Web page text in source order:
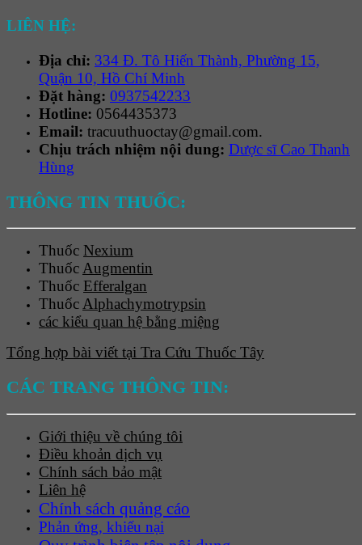
LIÊN HỆ:
Địa chỉ: 334 Đ. Tô Hiến Thành, Phường 15,
Quận 10, Hồ Chí Minh
Đặt hàng: 0937542233
Hotline: 0564435373
Email: tracuuthuoctay@gmail.com.
Chịu trách nhiệm nội dung: Dược sĩ Cao Thanh
Hùng
THÔNG TIN THUỐC:
Thuốc Nexium
ThuốcAugmentin
Thuốc Efferalgan
ThuốcAlphachymotrypsin
các kiểu quan hệ bằng miệng
Tổng hợp bài viết tại Tra Cứu Thuốc Tây
CÁC TRANG THÔNG TIN:
Giới thiệu về chúng tôi
Điều khoản dịch vụ
Chính sách bảo mật
Liên hệ
Chính sách quảng cáo
Phản ứng, khiếu nại